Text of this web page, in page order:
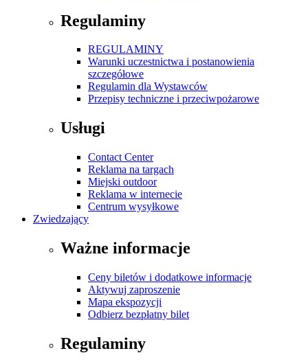
Regulaminy
REGULAMINY
Warunki uczestnictwa i postanowienia
szczegółowe
Regulamin dla Wystawców
Przepisy techniczne i przeciwpożarowe
Usługi
Contact Center
Reklama na targach
Miejski outdoor
Reklama w internecie
Centrum wysyłkowe
Zwiedzający
Ważne informacje
Ceny biletów i dodatkowe informacje
Aktywuj zaproszenie
Mapa ekspozycji
Odbierz bezpłatny bilet
Regulaminy